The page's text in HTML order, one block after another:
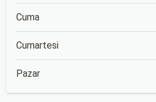
Cuma
Cumartesi
Pazar